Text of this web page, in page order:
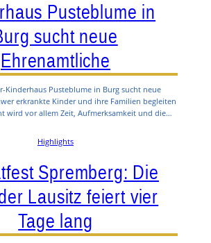
Pusteblume in
sucht neue
Ehrenamtliche
Kinderhaus Pusteblume in Burg sucht neue
erkrankte Kinder und ihre Familien begleiten
wird vor allem Zeit, Aufmerksamkeit und die…
Highlights
Spremberg: Die
Lausitz feiert vier
Tage lang